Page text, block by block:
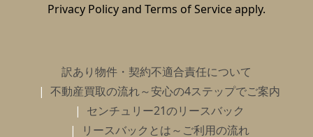
Privacy Policyand Terms of Serviceapply.
訳あり物件・契約不適合責任について
不動産買取の流れ～安心の4ステップでご案内
センチュリー21のリースバック
リースバックとは～ご利用の流れ